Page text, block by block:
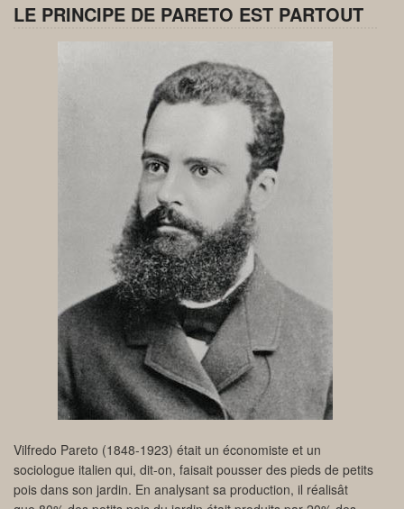
LE PRINCIPE DE PARETO EST PARTOUT
Vilfredo Pareto (1848-1923) était un économiste et un
sociologue italien qui, dit-on, faisait pousser des pieds de petits
pois dans son jardin. En analysant sa production, il réalisât